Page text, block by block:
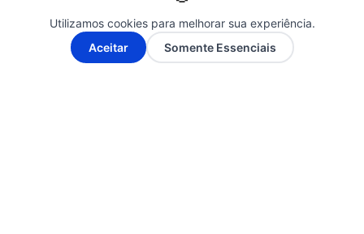
NOTÍCIAS
23 de janeiro de 2025
A- A+
Utilizamos cookies para melhorar sua experiência.
Aceitar
Somente Essenciais